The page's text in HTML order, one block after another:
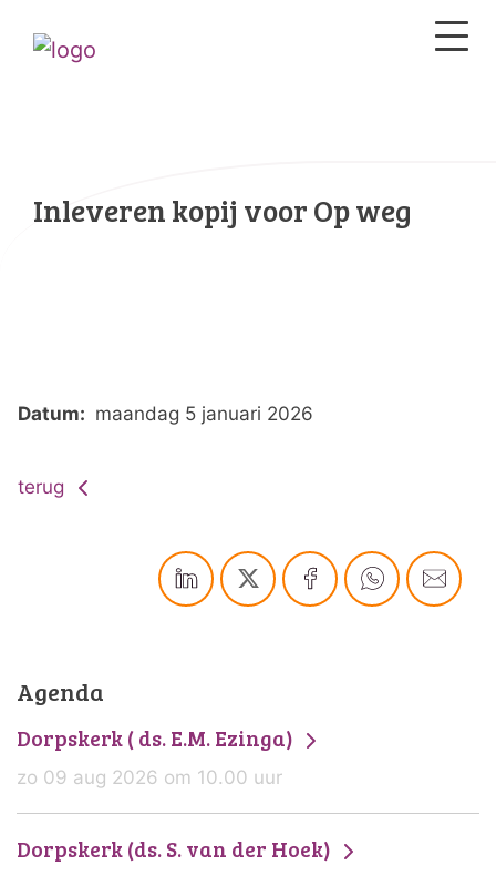
Inleveren kopij voor Op weg
Datum: maandag 5 januari 2026
terug
Agenda
Dorpskerk ( ds. E.M. Ezinga)
zo 09 aug 2026 om 10.00 uur
Dorpskerk (ds. S. van der Hoek)